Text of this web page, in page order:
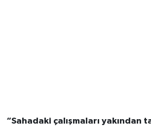
“Sahadaki çalışmaları yakından